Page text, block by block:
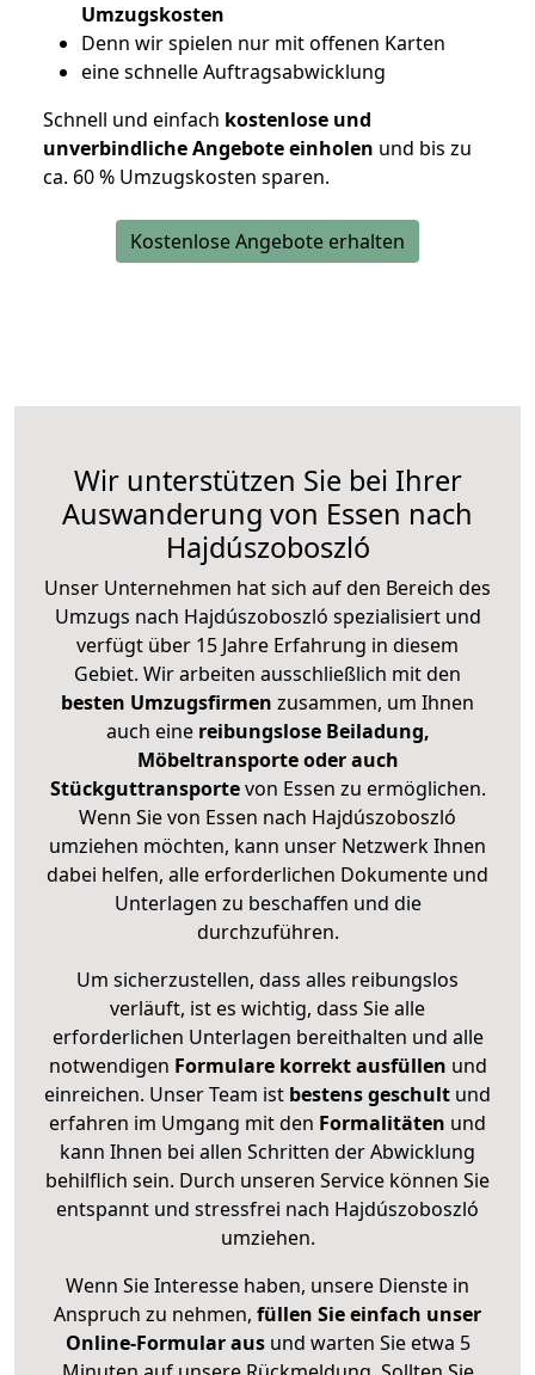
Umzugskosten
Denn wir spielen nur mit offenen Karten
eine schnelle Auftragsabwicklung
Schnell und einfach kostenlose und
unverbindliche Angebote einholen und bis zu
ca. 60 % Umzugskosten sparen.
Kostenlose Angebote erhalten
Wir unterstützen Sie bei Ihrer
Auswanderung von Essen nach
Hajdúszoboszló
Unser Unternehmen hat sich auf den Bereich des
Umzugs nach Hajdúszoboszló spezialisiert und
verfügt über 15 Jahre Erfahrung in diesem
Gebiet. Wir arbeiten ausschließlich mit den
besten Umzugsfirmen zusammen, um Ihnen
auch eine reibungslose Beiladung,
Möbeltransporte oder auch
Stückguttransportevon Essen zu ermöglichen.
Wenn Sie von Essen nach Hajdúszoboszló
umziehen möchten, kann unser Netzwerk Ihnen
dabei helfen, alle erforderlichen Dokumente und
Unterlagen zu beschaffen und die
durchzuführen.
Um sicherzustellen, dass alles reibungslos
verläuft, ist es wichtig, dass Sie alle
erforderlichen Unterlagen bereithalten und alle
notwendigen Formulare korrekt ausfüllen und
einreichen. Unser Team ist bestens geschult und
erfahren im Umgang mit den Formalitäten und
kann Ihnen bei allen Schritten der Abwicklung
behilflich sein. Durch unseren Service können Sie
entspannt und stressfrei nach Hajdúszoboszló
umziehen.
Wenn Sie Interesse haben, unsere Dienste in
Anspruch zu nehmen, füllen Sie einfach unser
Online-Formular ausund warten Sie etwa 5